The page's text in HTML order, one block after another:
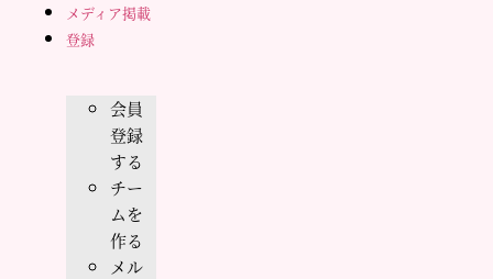
メディア掲載
登録
会員
登録
する
チー
ムを
作る
メル